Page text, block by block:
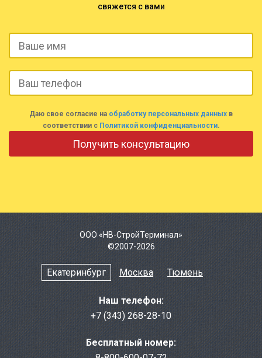
свяжется с вами
Даю свое согласие на обработку персональных данных в
соответствии с Политикой конфиденциальности.
ООО «НВ-СтройТерминал»
©2007-2026
Екатеринбург Москва Тюмень
Наш телефон:
+7 (343) 268-28-10
Бесплатный номер: